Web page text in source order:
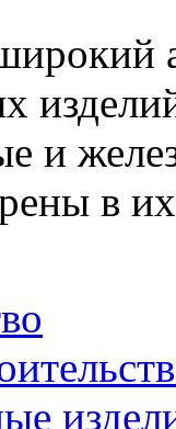
и
в их